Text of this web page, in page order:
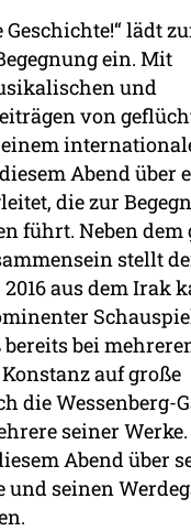
lädt
ein. Mit
und
von
Abend über
die zur
führt. Neben dem
stellt
aus dem Irak
bei
auf große
die Wessenberg-
seiner
Abend über
und seinen